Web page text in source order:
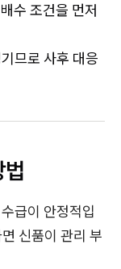
수 조건을 먼저
므로 사후 대응
급이 안정적입
신품이 관리 부